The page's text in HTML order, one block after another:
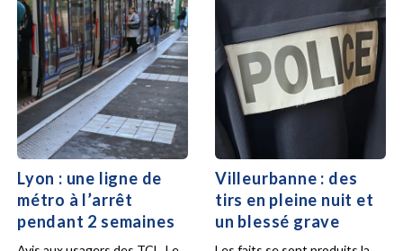
Lyon : une ligne de
métro à l’arrêt
pendant 2 semaines
Villeurbanne : des
tirs en pleine nuit et
un blessé grave